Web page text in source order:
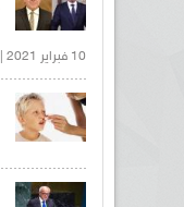
10 فبراير 2021 |